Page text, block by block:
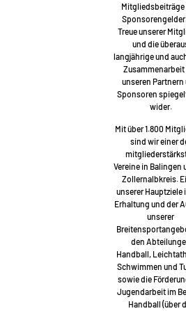
Mitgliedsbeiträge
Treue unserer
und die
langjährige und
unseren Partnern
Sponsoren
wider.
Mit über 1.800
sind wir einer
Vereine in Balingen
Zollernalbkreis.
unserer Hauptziele
Erhaltung und der
unserer
den
Handball,
Schwimmen und
sowie die
Jugendarbeit im
Handball (über